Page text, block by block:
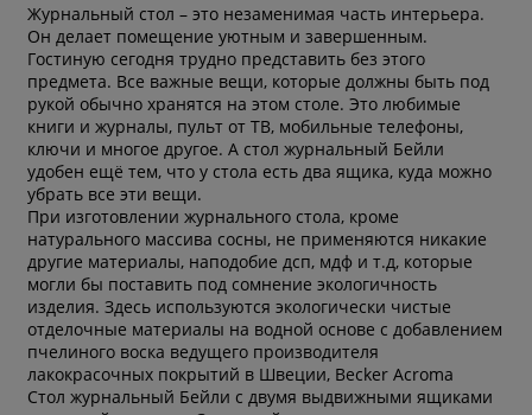
Журнальный стол – это незаменимая часть интерьера.
Он делает помещение уютным и завершенным.
Гостиную сегодня трудно представить без этого
предмета. Все важные вещи, которые должны быть под
рукой обычно хранятся на этом столе. Это любимые
книги и журналы, пульт от ТВ, мобильные телефоны,
ключи и многое другое. А стол журнальный Бейли
удобен ещё тем, что у стола есть два ящика, куда можно
убрать все эти вещи.
При изготовлении журнального стола, кроме
натурального массива сосны, не применяются никакие
другие материалы, наподобие дсп, мдф и т.д, которые
могли бы поставить под сомнение экологичность
изделия. Здесь используются экологически чистые
отделочные материалы на водной основе с добавлением
пчелиного воска ведущего производителя
лакокрасочных покрытий в Швеции, Becker Acroma
Стол журнальный Бейли с двумя выдвижными ящиками